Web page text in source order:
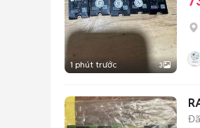
1 phút trước 3